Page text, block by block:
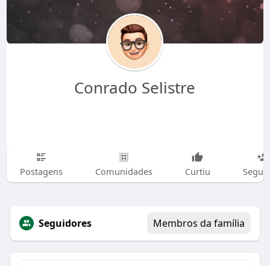
Conrado Selistre
Postagens Comunidades Curtiu
Seguidores Membros da família